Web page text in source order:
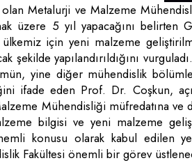
Metalurji ve Malzeme
üzere 5 yıl yapacağını belirten
için yeni malzeme
şekilde yapılandırıldığını
yine diğer mühendislik
ifade eden Prof. Dr. Coşkun,
Mühendisliği müfredatına
bilgisi ve yeni malzeme
konusu olarak kabul edilen
Fakültesi önemli bir görev